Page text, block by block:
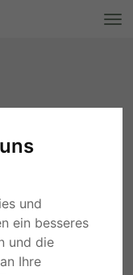
und
ein besseres
und die
Ihre